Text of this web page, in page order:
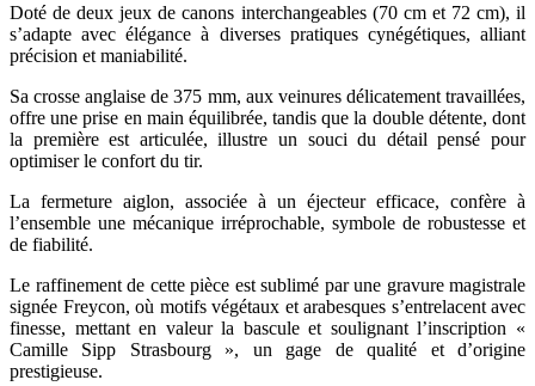
Doté de deux jeux de canons interchangeables (70 cm et 72 cm), il
s’adapte avec élégance à diverses pratiques cynégétiques, alliant
précision et maniabilité.
Sa crosse anglaise de 375 mm, aux veinures délicatement travaillées,
offre une prise en main équilibrée, tandis que la double détente, dont
la première est articulée, illustre un souci du détail pensé pour
optimiser le confort du tir.
La fermeture aiglon, associée à un éjecteur efficace, confère à
l’ensemble une mécanique irréprochable, symbole de robustesse et
de fiabilité.
Le raffinement de cette pièce est sublimé par une gravure magistrale
signée Freycon, où motifs végétaux et arabesques s’entrelacent avec
finesse, mettant en valeur la bascule et soulignant l’inscription «
Camille Sipp Strasbourg », un gage de qualité et d’origine
prestigieuse.